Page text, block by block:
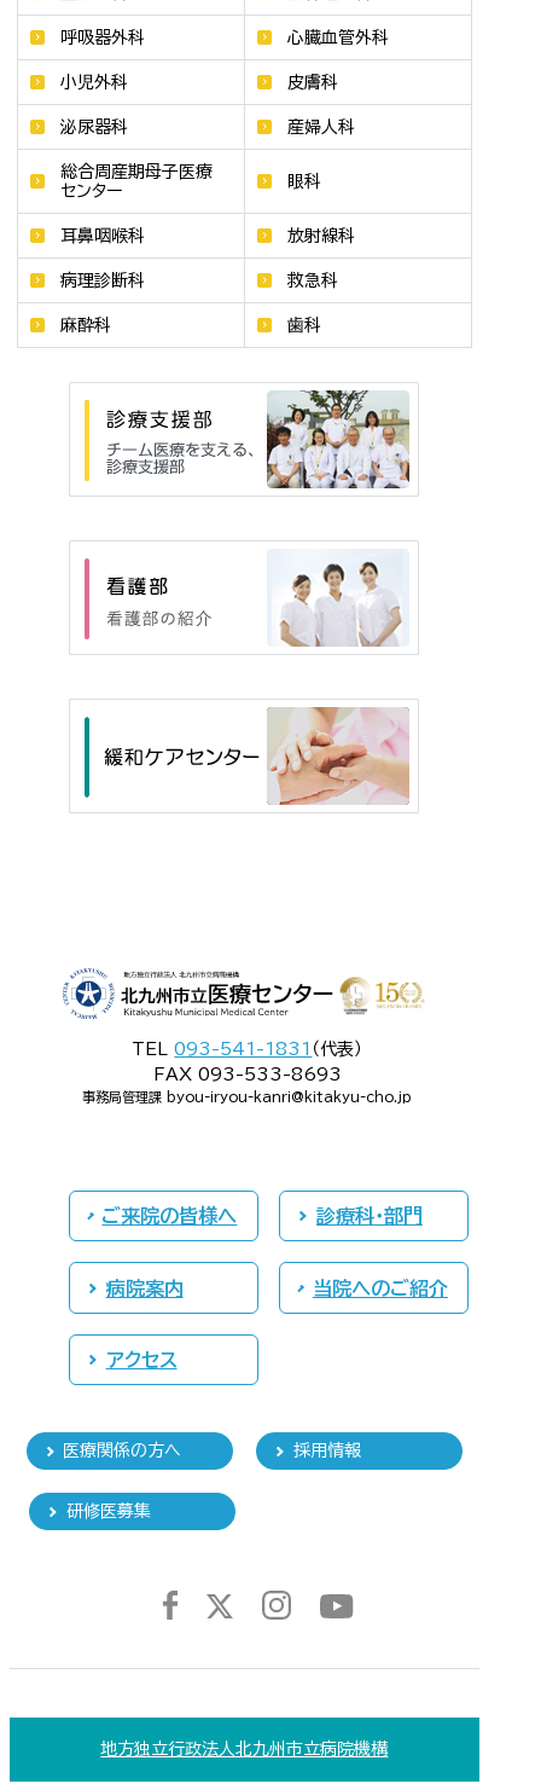
呼吸器外科 心臓血管外科
小児外科 皮膚科
泌尿器科 産婦人科
総合周産期母子医療
センター
眼科
耳鼻咽喉科 放射線科
病理診断科 救急科
麻酔科 歯科
TEL093-541-1831 （代表）
FAX 093-533-8693
事務局管理課 byou-iryou-kanri@kitakyu-cho.jp
ご来院の皆様へ 診療科・部門
病院案内 当院へのご紹介
アクセス
医療関係の方へ 採用情報
研修医募集
地方独立行政法人北九州市立病院機構